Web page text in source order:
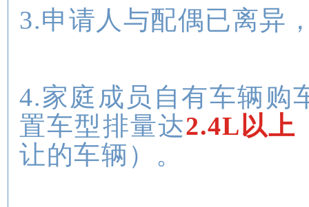
3.申请人与配偶已离异
4.家庭成员自有车辆购
置车型排量达2.4L以上
让的车辆）。